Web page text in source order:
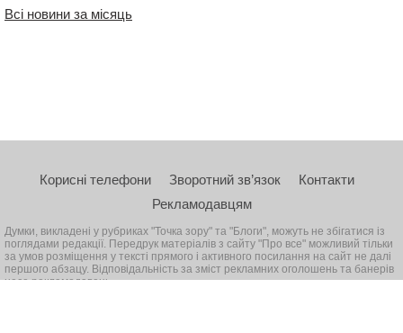
Всі новини за місяць
Корисні телефони Зворотний зв’язок
Контакти
Рекламодавцям
Думки, викладені у рубриках "Точка зору" та "Блоги", можуть не збігатися із
поглядами редакції. Передрук матеріалів з сайту "Про все" можливий тільки
за умов розміщення у тексті прямого і активного посилання на сайт не далі
першого абзацу. Відповідальність за зміст рекламних оголошень та банерів
несе рекламодавець